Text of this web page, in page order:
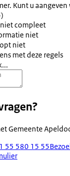
Kunt u
compleet
niet
niet
met deze regels
Gemeente
55 580 15 55